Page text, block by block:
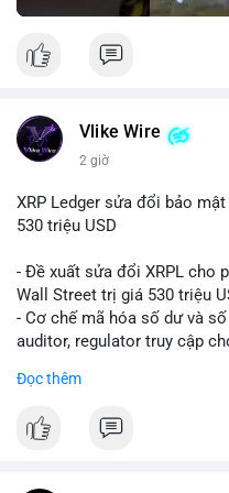
Vlike Wire
2 giờ
XRP Ledger sửa đổi bảo
530 triệu USD
- Đề xuất sửa đổi XRPL cho
Wall Street trị giá 530 triệu
- Cơ chế mã hóa số dư và
auditor, regulator truy cập
tài chính.
chức tài chính.
Đọc thêm